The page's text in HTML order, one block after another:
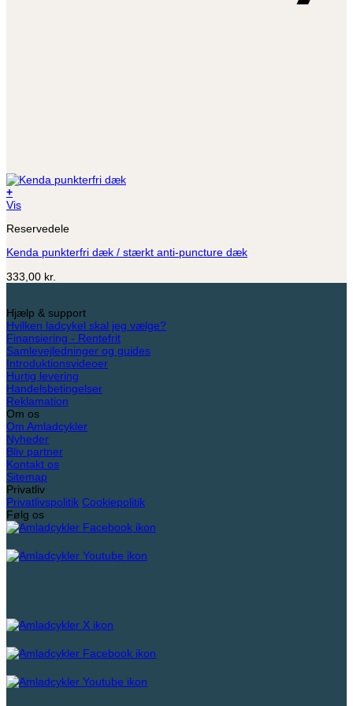
+
Dette
har
varianter.
kan
varesiden
Vis
Reservedele
Kenda punkterfri dæk / stærkt anti-puncture dæk
333,00 kr.
Hjælp & support
Hvilken ladcykel skal jeg vælge?
Finansiering - Rentefrit
Samlevejledninger og guides
Introduktionsvideoer
Hurtig levering
Handelsbetingelser
Reklamation
Om os
Om Amladcykler
Nyheder
Bliv partner
Kontakt os
Sitemap
Privatliv
Privatlivspolitik Cookiepolitik
Følg os